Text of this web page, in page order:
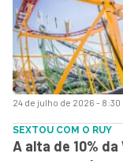
24 de julho de 2026 - 8:30
SEXTOU COM O RUY
A alta de 10% da